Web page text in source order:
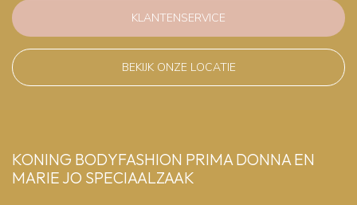
KLANTENSERVICE
BEKIJK ONZE LOCATIE
KONING BODYFASHION PRIMA DONNA EN
MARIE JO SPECIAALZAAK